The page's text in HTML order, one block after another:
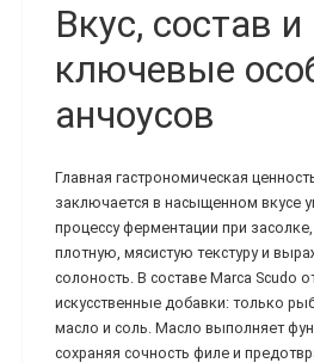
Вкус, состав и
ключевые
анчоусов
Главная гастрономическая
заключается в насыщенном вкусе
процессу ферментации при
плотную, мясистую текстуру и
солоность. В составе Marca Scudo
искусственные добавки: только
масло и соль. Масло выполняет
сохраняя сочность филе и